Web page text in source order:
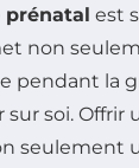
prénatal est
non
pendant la
sur soi. Offrir
seulement